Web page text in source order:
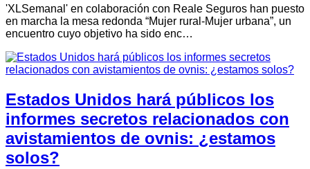
'XLSemanal' en colaboración con Reale Seguros han puesto
en marcha la mesa redonda “Mujer rural-Mujer urbana”, un
encuentro cuyo objetivo ha sido enc…
Estados Unidos hará públicos los
informes secretos relacionados con
avistamientos de ovnis: ¿estamos
solos?